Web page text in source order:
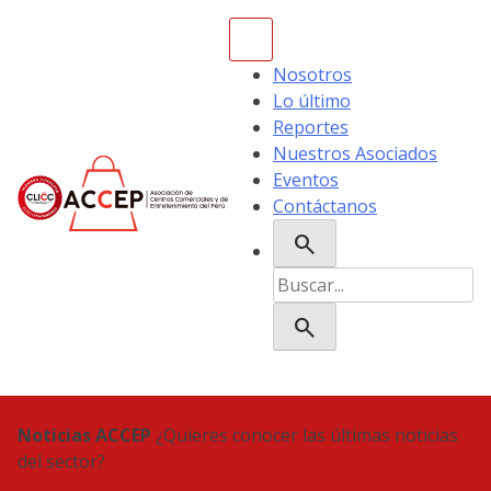
Nosotros
Lo último
Reportes
Nuestros Asociados
Eventos
Contáctanos
search
Buscar:
search
Noticias ACCEP ¿Quieres conocer las últimas noticias
del sector?